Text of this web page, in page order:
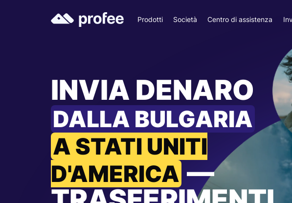
Prodotti Società Centro di assistenza
INVIA DENARO
DALLA BULGARIA
A STATI UNITI
D'AMERICA —